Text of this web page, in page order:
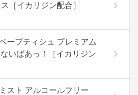
［イカリジン配合］
ープティシュ プレミアム
いばあっ！［イカリジン
スト アルコールフリー